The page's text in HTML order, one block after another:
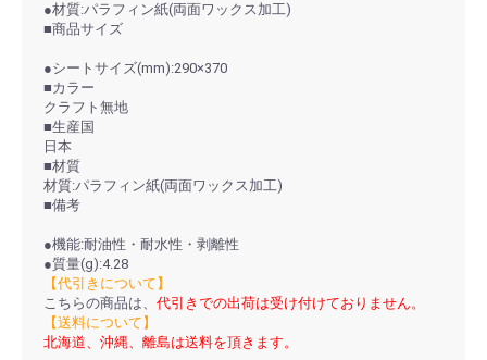
●材質:パラフィン紙(両面ワックス加工)
■商品サイズ
●シートサイズ(mm):290×370
■カラー
クラフト無地
■生産国
日本
■材質
材質:パラフィン紙(両面ワックス加工)
■備考
●機能:耐油性・耐水性・剥離性
●質量(g):4.28
【代引きについて】
こちらの商品は、 代引きでの出荷は受け付けておりません。
【送料について】
北海道、沖縄、離島は送料を頂きます。